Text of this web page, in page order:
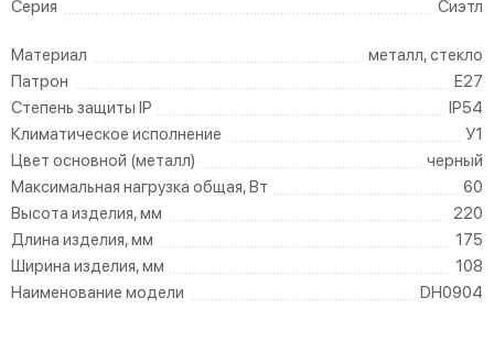
Серия
Сиэтл
Материал
металл, стекло
Патрон
E27
Степень защиты IP
IP54
Климатическое исполнение
У1
Цвет основной (металл)
черный
Максимальная нагрузка общая, Вт
60
Высота изделия, мм
220
Длина изделия, мм
175
Ширина изделия, мм
108
Наименование модели
DH0904